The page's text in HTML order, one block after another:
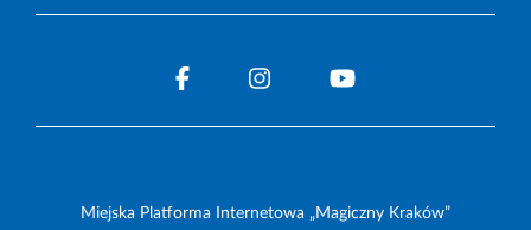
Miejska Platforma Internetowa „Magiczny Kraków”